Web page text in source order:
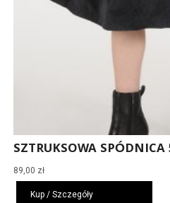
SZTRUKSOWA
89,00 zł
Kup / Szczegóły